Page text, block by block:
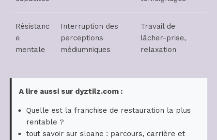
Résistanc
e
mentale
Interruption des
perceptions
médiumniques
Travail de
lâcher-prise,
relaxation
A lire aussi sur dyztilz.com :
Quelle est la franchise de restauration la plus
rentable ?
tout savoir sur sloane : parcours, carrière et